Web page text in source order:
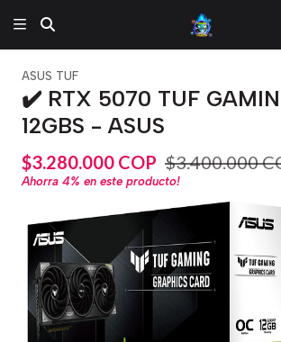
ASUS TUF
✔️ RTX 5070 TUF
12GBS - ASUS
$3.280.000 COP $3.400.000
Ahorra 4% en este producto!